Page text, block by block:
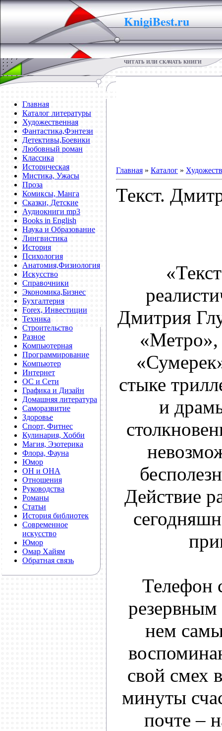
KnigiBest.ru
ЧИТАТЬ ИЛИ СКАЧАТЬ КНИГИ
Главная
Каталог литературы
Художественная
Фантастика,Фэнтези
Детективы,Боевики
Любовный роман
Классика
Историческая
Мистика, Ужасы
Проза
Комиксы, Манга
Сказки, Детские
Аудиокниги mp3
Books in English
Наука и Образование
Лингвистика
История
Психология
Анатомия,Физиология
Искусство
Справочники
Экономика,Бизнес
Бухгалтерия
Forex, Инвестиции
Техника
Строительство
Разное
Компьютерная
Программирование
Компьютер
Интернет
ОС и Сети
Графика и Дизайн
Домашняя литература
Саморазвитие
Здоровье
Спорт, Фитнес
Кулинария, Хобби
Магия, Эзотерика
Флора, Фауна
Юмор
ОН и ОНА
Отношения
Руководства
Романы
Статьи
История библиотек
Современное
искусство
Юмор
Омар Хайям
Обратная связь
Главная » Каталог »
Текст.
Дмитрия
стыке
и
Действие
Телефон
нем
свой смех
минуты
почте –